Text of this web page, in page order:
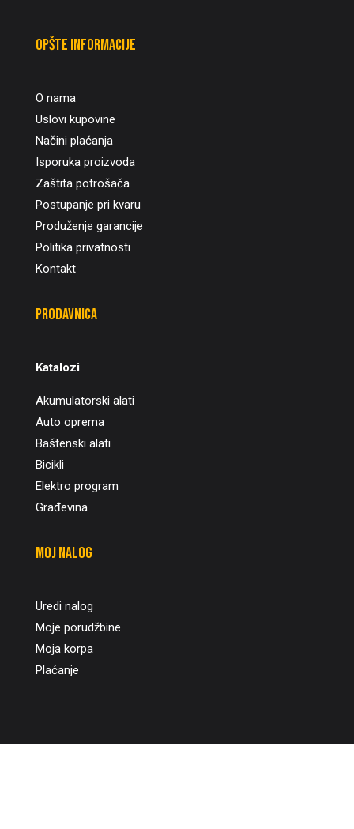
Opšte informacije
O nama
Uslovi kupovine
Načini plaćanja
Isporuka proizvoda
Zaštita potrošača
Postupanje pri kvaru
Produženje garancije
Politika privatnosti
Kontakt
Prodavnica
Katalozi
Akumulatorski alati
Auto oprema
Baštenski alati
Bicikli
Elektro program
Građevina
Moj nalog
Uredi nalog
Moje porudžbine
Moja korpa
Plaćanje